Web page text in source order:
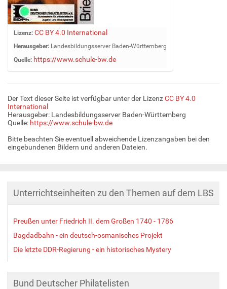
Z
e
g
e
B
l
d
i
v
r
G
ö
ß
Lizenz: CC BY 4.0 International
Herausgeber: Landesbildungsserver Baden-Württemberg
Quelle: https://www.schule-bw.de
Der Text dieser Seite ist verfügbar unter der LizenzCC BY 4.0
International
Herausgeber: Landesbildungsserver Baden-Württemberg
Quelle: https://www.schule-bw.de
Bitte beachten Sie eventuell abweichende Lizenzangaben bei den
eingebundenen Bildern und anderen Dateien.
Unterrichtseinheiten zu den Themen auf dem LBS
Preußen unter Friedrich II. dem Großen 1740 - 1786
Bagdadbahn - ein deutsch-osmanisches Projekt
Die letzte DDR-Regierung - ein historisches Mystery
Bund Deutscher Philatelisten